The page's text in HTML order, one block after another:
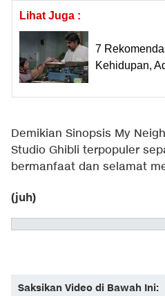
Lihat Juga :
7
Kehidupan,
Demikian Sinopsis My
Studio Ghibli terpopuler
bermanfaat dan selamat
(juh)
Saksikan Video di Bawah Ini: